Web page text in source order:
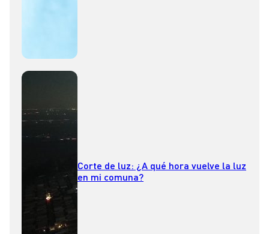
Corte de luz: ¿A qué hora vuelve la luz
en mi comuna?